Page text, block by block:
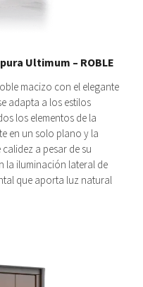
Ultimum – ROBLE
macizo con el elegante
adapta a los estilos
los elementos de la
en un solo plano y la
a pesar de su
la iluminación lateral de
que aporta luz natural